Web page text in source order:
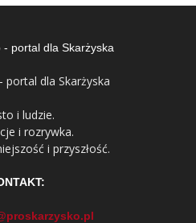
portal dla Skarżyska
i ludzie.
i rozrywka.
i przyszłość.